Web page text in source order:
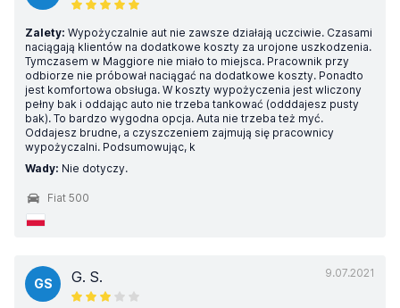
Zalety: Wypożyczalnie aut nie zawsze działają uczciwie. Czasami
naciągają klientów na dodatkowe koszty za urojone uszkodzenia.
Tymczasem w Maggiore nie miało to miejsca. Pracownik przy
odbiorze nie próbował naciągać na dodatkowe koszty. Ponadto
jest komfortowa obsługa. W koszty wypożyczenia jest wliczony
pełny bak i oddając auto nie trzeba tankować (odddajesz pusty
bak). To bardzo wygodna opcja. Auta nie trzeba też myć.
Oddajesz brudne, a czyszczeniem zajmują się pracownicy
wypożyczalni. Podsumowując, k
Wady: Nie dotyczy.
Fiat 500
9.07.2021
GS G. S.